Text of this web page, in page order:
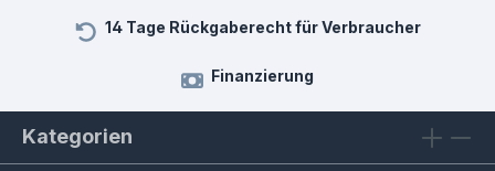
14 Tage Rückgaberecht für Verbraucher
Finanzierung
Kategorien